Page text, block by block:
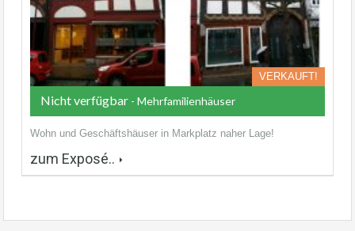
VERKAUFT!
Nicht verfügbar - Mehrfamilienhäuser
Wohn und Geschäftshäuser in Markplatz naher Lage!
zum Exposé..